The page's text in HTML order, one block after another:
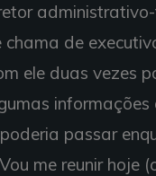
chama de
ele duas vezes
informações
passar
me reunir hoje